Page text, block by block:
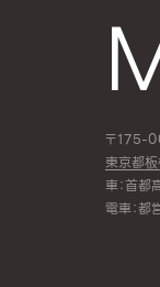
〒175-
東京都
車：首
電車：都